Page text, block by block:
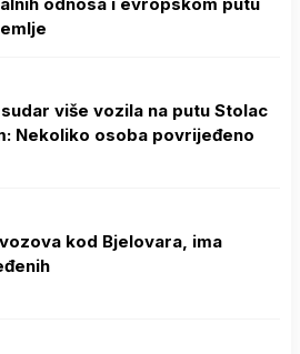
više vozila na putu Stolac
Nekoliko osoba povrijeđeno
kod Bjelovara, ima